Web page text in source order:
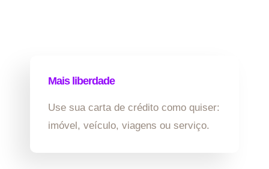
Mais liberdade
Use sua carta de crédito como quiser:
imóvel, veículo, viagens ou serviço.